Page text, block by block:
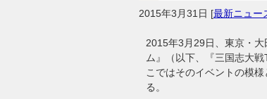
2015年3月31日 [最新ニュー
2015年3月29日、東京・
ム』（以下、『三国志大
こではそのイベントの模
る。